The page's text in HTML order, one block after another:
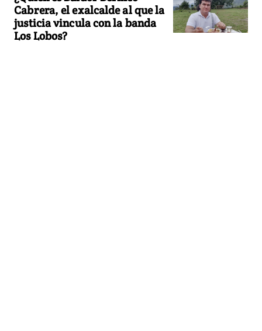
Cabrera, el exalcalde al que la
justicia vincula con la banda
Los Lobos?